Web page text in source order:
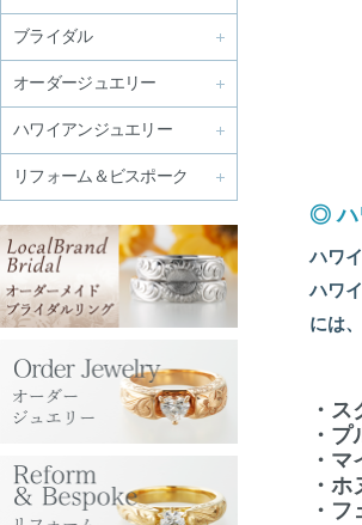
ブライダル
オーダージュエリー
ハワイアンジュエリー
リフォーム＆ビスポーク
◎
ハワ
ハワ
には
・
・
・
・
・